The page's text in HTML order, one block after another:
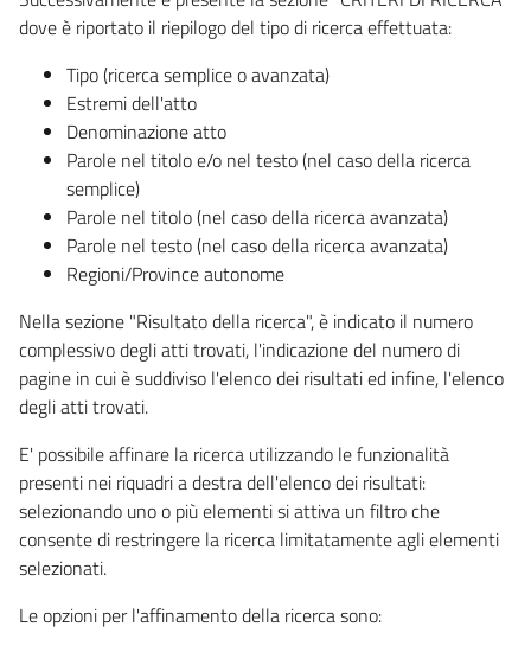
dove è riportato il riepilogo del tipo di ricerca effettuata:
Tipo (ricerca semplice o avanzata)
Estremi dell'atto
Denominazione atto
Parole nel titolo e/o nel testo (nel caso della ricerca
semplice)
Parole nel titolo (nel caso della ricerca avanzata)
Parole nel testo (nel caso della ricerca avanzata)
Regioni/Province autonome
Nella sezione "Risultato della ricerca", è indicato il numero
complessivo degli atti trovati, l'indicazione del numero di
pagine in cui è suddiviso l'elenco dei risultati ed infine, l'elenco
degli atti trovati.
E' possibile affinare la ricerca utilizzando le funzionalità
presenti nei riquadri a destra dell'elenco dei risultati:
selezionando uno o più elementi si attiva un filtro che
consente di restringere la ricerca limitatamente agli elementi
selezionati.
Le opzioni per l'affinamento della ricerca sono: